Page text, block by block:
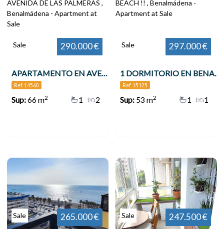
Sale 290.000 €
APARTAMENTO EN AVENIDA DE LAS PALMERAS , Benalmádena
Ref. 14560
Sup:66 m2 2
1
Sale 297.000 €
1 DORMITORIO EN BENAL BEACH !! , Benalmádena
Ref. 15125
Sup:53 m2 1
1
Sale 265.000 € Sale 247.500 €